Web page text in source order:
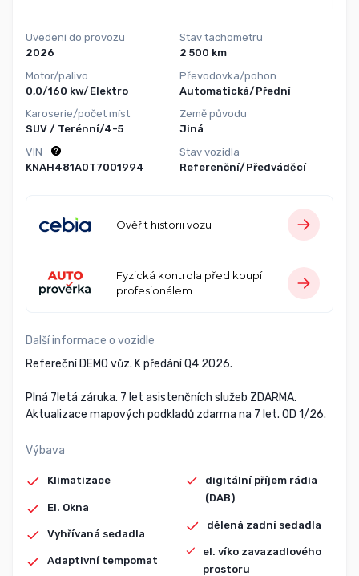
Uvedení do provozu
2026
Motor/palivo
0,0/160 kw/Elektro
Karoserie/počet míst
SUV / Terénní/4-5
Stav tachometru
2 500 km
Převodovka/pohon
Automatická/Přední
Země původu
Jiná
VIN
KNAH481A0T7001994
Stav vozidla
Referenční/Předváděcí
Ověřit historii vozu
Fyzická kontrola před koupí
profesionálem
Další informace o vozidle
Refereční DEMO vůz. K předání Q4 2026.
Plná 7letá záruka. 7 let asistenčních služeb ZDARMA.
Aktualizace mapových podkladů zdarma na 7 let. OD 1/26.
Výbava
Klimatizace
El. Okna
Vyhřívaná sedadla
Adaptivní tempomat
digitální příjem rádia
(DAB)
dělená zadní sedadla
el. víko zavazadlového
prostoru